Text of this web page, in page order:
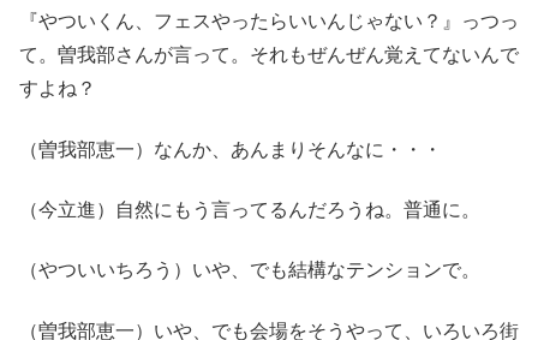
『やついくん、フェスやったらいいんじゃない？』っつっ
て。曽我部さんが言って。それもぜんぜん覚えてないんで
すよね？
（曽我部恵一）なんか、あんまりそんなに・・・
（今立進）自然にもう言ってるんだろうね。普通に。
（やついいちろう）いや、でも結構なテンションで。
（曽我部恵一）いや、でも会場をそうやって、いろいろ街